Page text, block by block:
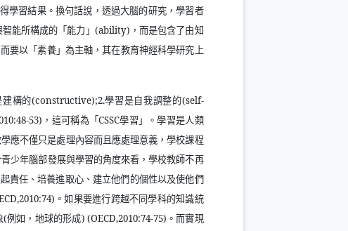
學習結果。換句話說，透過大腦的研究，學習者
能所構成的「能力」 (ability) ，而是包含了由知
要以「素養」為主軸，其在教育神經科學研究上
構的(constructive);2.學習是自我調整的(self-
53) ，這可稱為「CSSC學習」。學習是人類
應不僅只是處理內容而且應處理意義，學校課程
青少年腦部發展與學習的角度來看，學校教師不再
責任、培養進取心、建立他們的個性以及使他們
。如果要進行跨越不同學科的知識統
(例如，地球的形成) (OECD,2010:74-75) 。而實現